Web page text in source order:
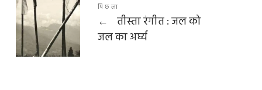
पिछला
←
तीस्ता रंगीत : जल को
जल का अर्घ्य